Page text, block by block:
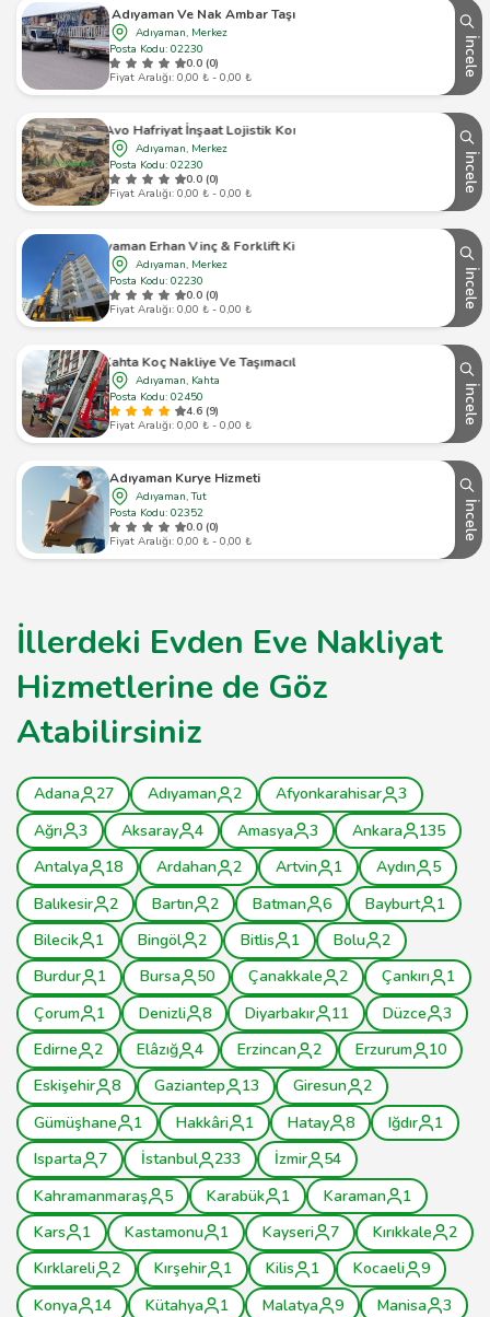
Yeni Adıyaman Ve Nak Ambar Taşımacılık
Adıyaman, Merkez
Posta Kodu: 02230
0.0 (0)
Fiyat Aralığı: 0,00 ₺ - 0,00 ₺
İncele
Avo Hafriyat İnşaat Lojistik Kom
Adıyaman, Merkez
Posta Kodu: 02230
0.0 (0)
Fiyat Aralığı: 0,00 ₺ - 0,00 ₺
İncele
Adıyaman Erhan Vinç & Forklift Kiralama
Adıyaman, Merkez
Posta Kodu: 02230
0.0 (0)
Fiyat Aralığı: 0,00 ₺ - 0,00 ₺
İncele
Kahta Koç Nakliye Ve Taşımacılık
Adıyaman, Kahta
Posta Kodu: 02450
4.6 (9)
Fiyat Aralığı: 0,00 ₺ - 0,00 ₺
İncele
Adıyaman Kurye Hizmeti
Adıyaman, Tut
Posta Kodu: 02352
0.0 (0)
Fiyat Aralığı: 0,00 ₺ - 0,00 ₺
İncele
İllerdeki Evden Eve Nakliyat
Hizmetlerine de Göz
Atabilirsiniz
Adana 27 Adıyaman 2 Afyonkarahisar
3
Ağrı
3 Aksaray 4 Amasya 3 Ankara
135
Antalya
18 Ardahan 2 Artvin 1 Aydın
5
Balıkesir
2 Bartın 2 Batman 6 Bayburt
1
Bilecik
1 Bingöl 2 Bitlis 1 Bolu
2
Burdur
1 Bursa 50 Çanakkale 2 Çankırı
1
Çorum
1 Denizli 8 Diyarbakır 11 Düzce
3
Edirne
2 Elâzığ 4 Erzincan 2 Erzurum
10
Eskişehir
8 Gaziantep 13 Giresun
2
Gümüşhane
1 Hakkâri 1 Hatay 8 Iğdır
1
Isparta
7 İstanbul 233 İzmir
54
Kahramanmaraş
5 Karabük 1 Karaman
1
Kars
1 Kastamonu 1 Kayseri 7 Kırıkkale
2
Kırklareli
2 Kırşehir 1 Kilis 1 Kocaeli
9
Konya
14 Kütahya 1 Malatya 9 Manisa
3